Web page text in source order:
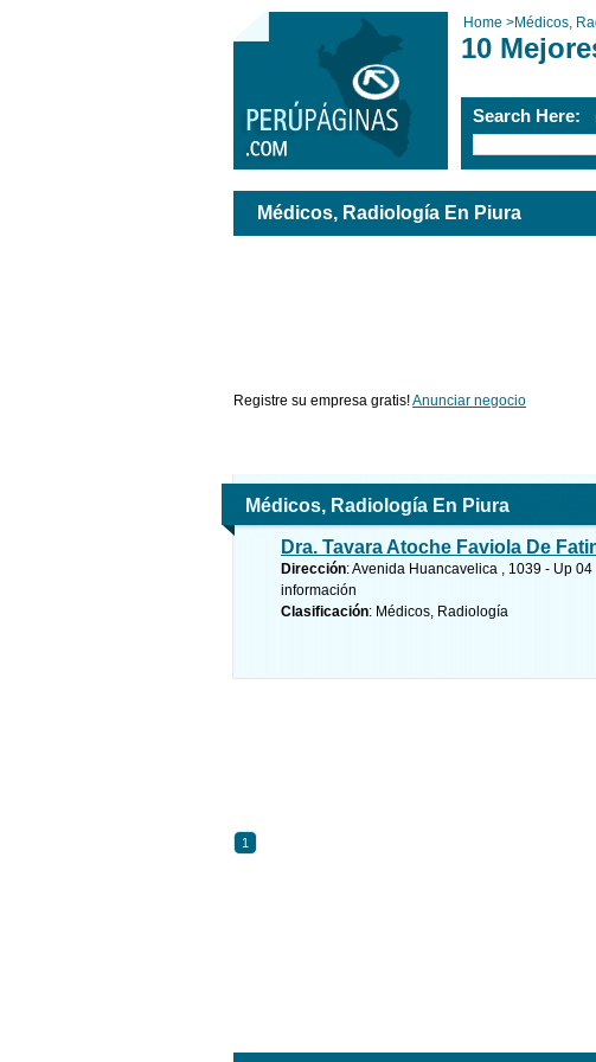
Home >Médicos,
10
Search Here:
Médicos, Radiología En Piura
Registre su empresa gratis!Anunciar negocio
Médicos, Radiología En Piura
Dra. Tavara Atoche Faviola De
Dirección: Avenida Huancavelica , 1039 - Up
información
Clasificación: Médicos, Radiología
1